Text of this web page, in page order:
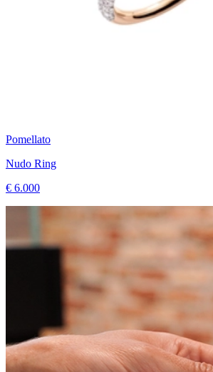
Pomellato
Nudo Ring
€ 6.000